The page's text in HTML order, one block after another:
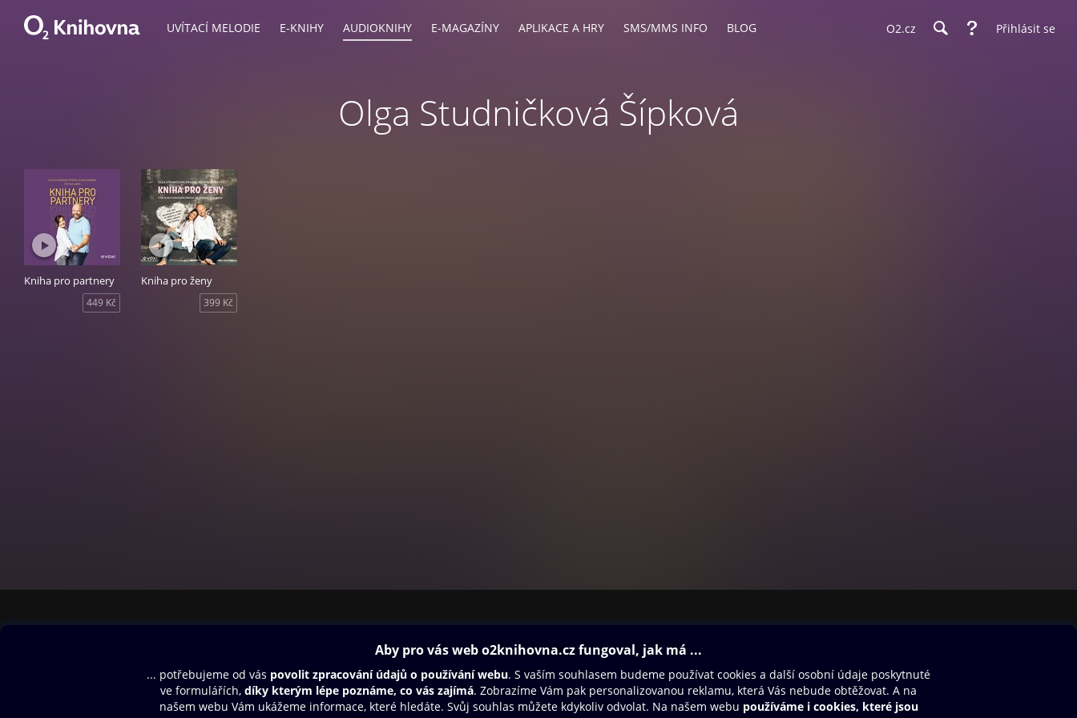
UVÍTACÍ MELODIE E-KNIHY AUDIOKNIHY E-MAGAZÍNY APLIKACE A HRY SMS/MMS INFO BLOG O2.cz Přihlásit se
Olga Studničková Šípková
Kniha pro partnery
449 Kč
Kniha pro ženy
399 Kč
Aplikace a hry
SMS/MMS Info
Blog
Dárkový poukaz
Nápověda
Oneplay Originály
Sport